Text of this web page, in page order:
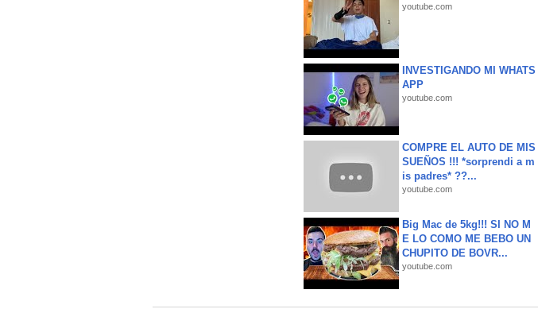
youtube.com
INVESTIGANDO MI WHATS
APP
youtube.com
COMPRE EL AUTO DE MIS
SUEÑOS !!! *sorprendi a m
is padres* ??...
youtube.com
Big Mac de 5kg!!! SI NO M
E LO COMO ME BEBO UN
CHUPITO DE BOVR...
youtube.com